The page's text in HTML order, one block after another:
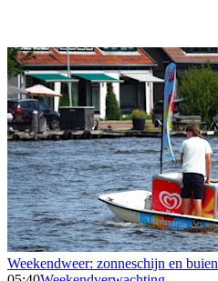
Weekendweer: zonneschijn en buien